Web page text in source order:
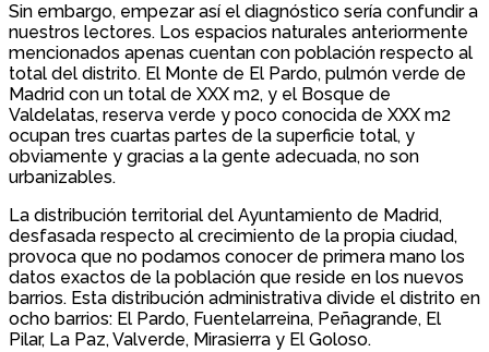
Sin embargo, empezar así el diagnóstico sería confundir a
nuestros lectores. Los espacios naturales anteriormente
mencionados apenas cuentan con población respecto al
total del distrito. El Monte de El Pardo, pulmón verde de
Madrid con un total de XXX m2, y el Bosque de
Valdelatas, reserva verde y poco conocida de XXX m2
ocupan tres cuartas partes de la superficie total, y
obviamente y gracias a la gente adecuada, no son
urbanizables.
La distribución territorial del Ayuntamiento de Madrid,
desfasada respecto al crecimiento de la propia ciudad,
provoca que no podamos conocer de primera mano los
datos exactos de la población que reside en los nuevos
barrios. Esta distribución administrativa divide el distrito en
ocho barrios: El Pardo, Fuentelarreina, Peñagrande, El
Pilar, La Paz, Valverde, Mirasierra y El Goloso.